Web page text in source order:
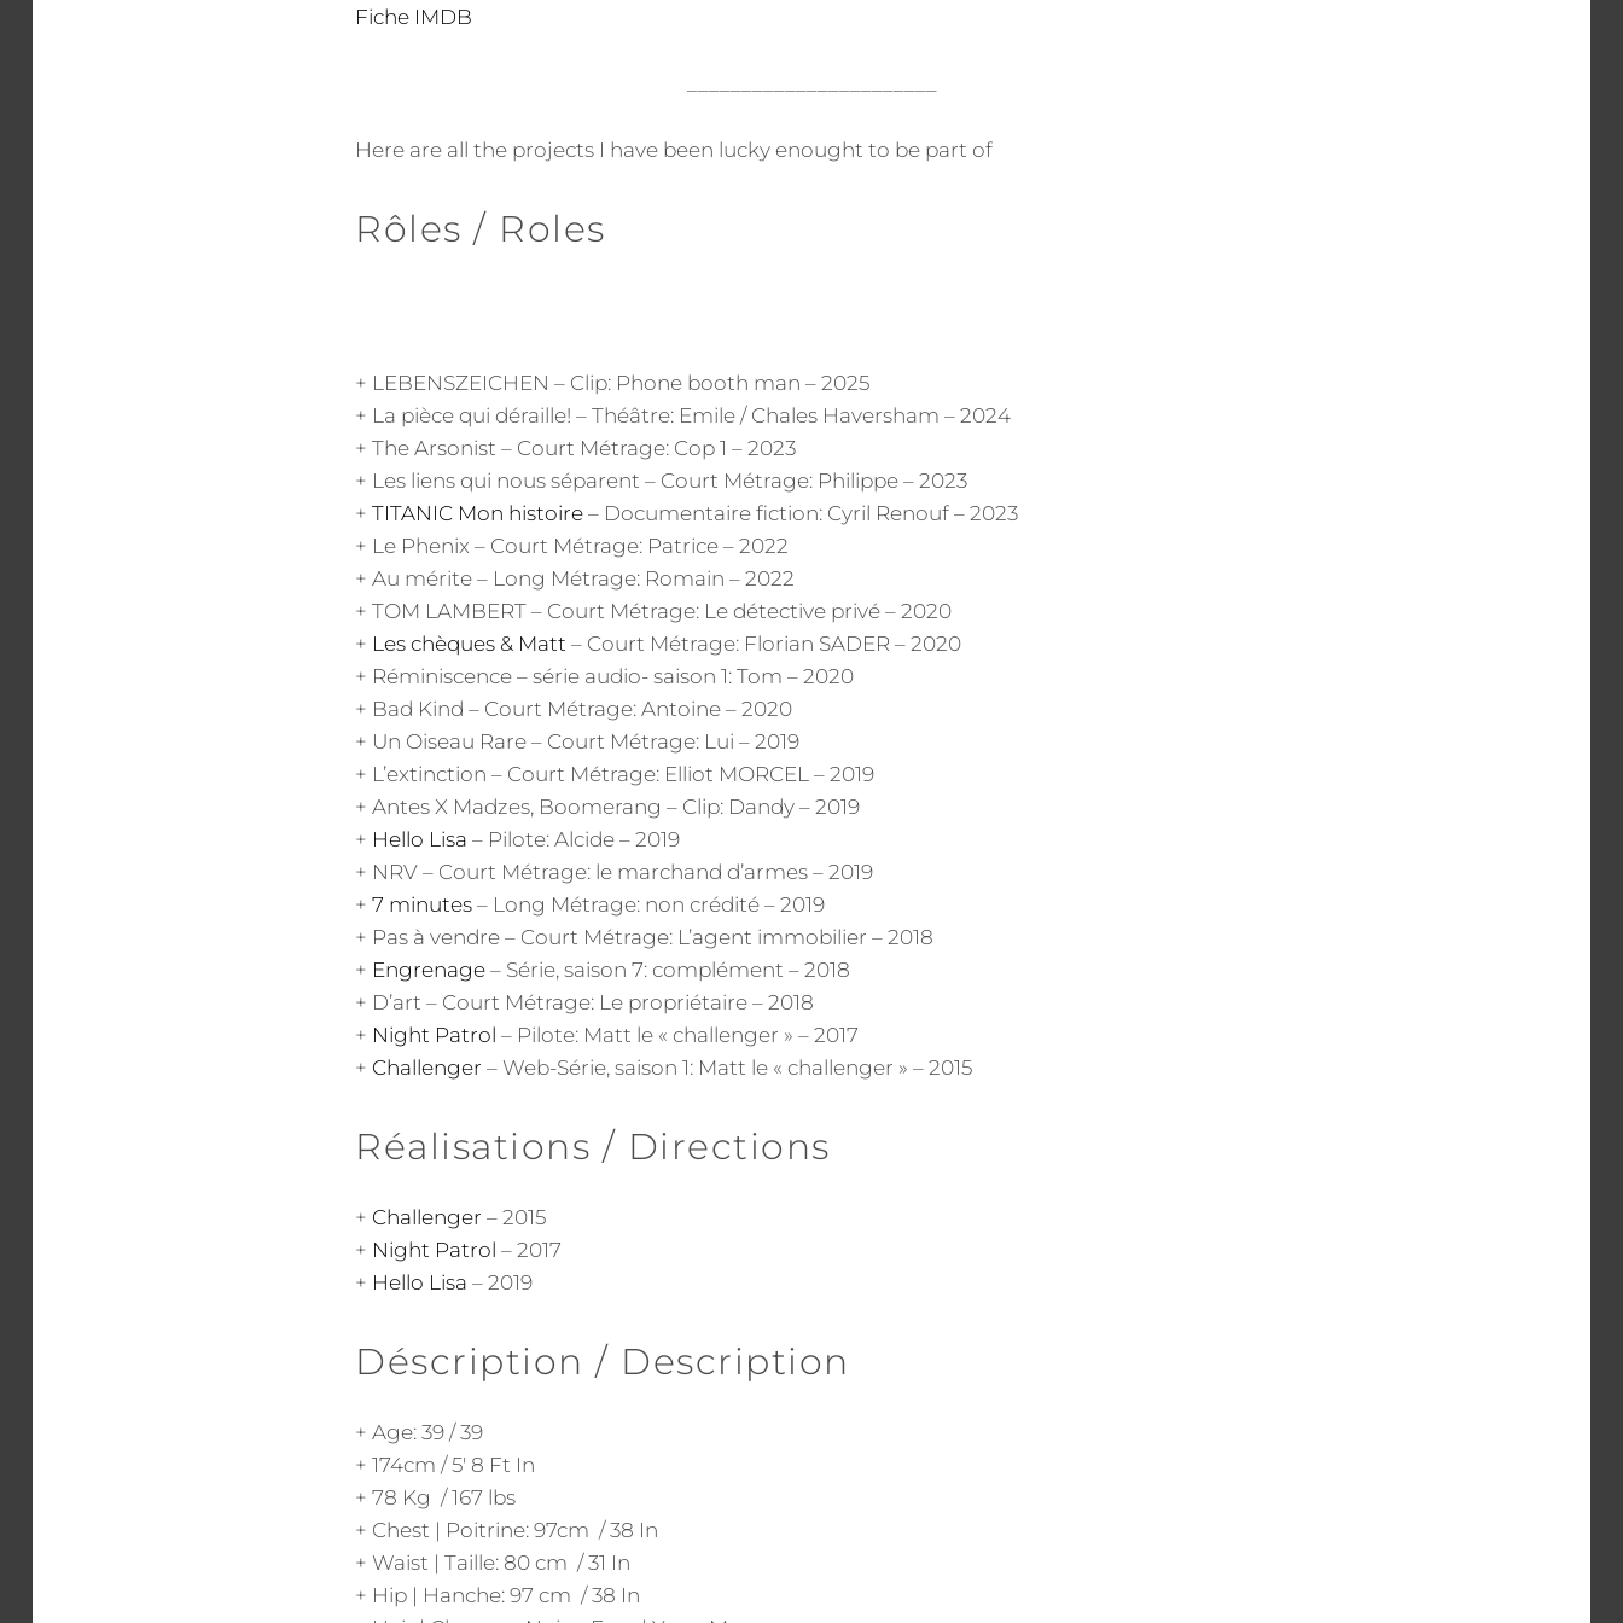
Fiche IMDB
Here are all the projects I have been lucky enought to be part of
Rôles / Roles
+ LEBENSZEICHEN – Clip: Phone booth man – 2025
+ La pièce qui déraille! – Théâtre: Emile / Chales Haversham – 2024
+ The Arsonist – Court Métrage: Cop 1 – 2023
+ Les liens qui nous séparent – Court Métrage: Philippe – 2023
+ TITANIC Mon histoire – Documentaire fiction: Cyril Renouf – 2023
+ Le Phenix – Court Métrage: Patrice – 2022
+ Au mérite – Long Métrage: Romain – 2022
+ TOM LAMBERT – Court Métrage: Le détective privé – 2020
+ Les chèques & Matt – Court Métrage: Florian SADER – 2020
+ Réminiscence – série audio- saison 1: Tom – 2020
+ Bad Kind – Court Métrage: Antoine – 2020
+ Un Oiseau Rare – Court Métrage: Lui – 2019
+ L’extinction – Court Métrage: Elliot MORCEL – 2019
+ Antes X Madzes, Boomerang – Clip: Dandy – 2019
+ Hello Lisa – Pilote: Alcide – 2019
+ NRV – Court Métrage: le marchand d’armes – 2019
+ 7 minutes – Long Métrage: non crédité – 2019
+ Pas à vendre – Court Métrage: L’agent immobilier – 2018
+ Engrenage – Série, saison 7: complément – 2018
+ D’art – Court Métrage: Le propriétaire – 2018
+ Night Patrol – Pilote: Matt le « challenger » – 2017
+ Challenger – Web-Série, saison 1: Matt le « challenger » – 2015
Réalisations / Directions
+ Challenger – 2015
+ Night Patrol – 2017
+ Hello Lisa – 2019
Déscription / Description
+ Age: 39 / 39
+ 174cm / 5′ 8 Ft In
+ 78 Kg / 167 lbs
+ Chest | Poitrine: 97cm / 38 In
+ Waist | Taille: 80 cm / 31 In
+ Hip | Hanche: 97 cm / 38 In